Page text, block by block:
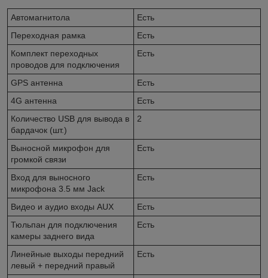
Автомагнитола
Есть
Переходная рамка
Есть
Комплект переходных
проводов для подключения
Есть
GPS антенна
Есть
4G антенна
Есть
Количество USB для вывода в
бардачок (шт.)
2
Выносной микрофон для
громкой связи
Есть
Вход для выносного
микрофона 3.5 мм Jack
Есть
Видео и аудио входы AUX
Есть
Тюльпан для подключения
камеры заднего вида
Есть
Линейные выходы передний
левый + передний правый
Есть